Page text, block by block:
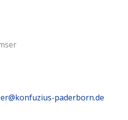
paderborn.de